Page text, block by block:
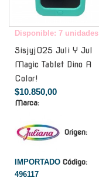
Disponible: 7 unidades
Sisjyj025 Juli Y Jul
Magic Tablet Dino A
Color!
$10.850,00
Marca:
Origen:
IMPORTADO Código:
496117